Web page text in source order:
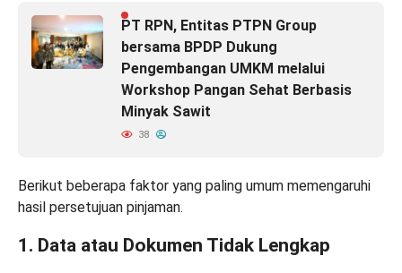
PT RPN, Entitas PTPN Group
bersama BPDP Dukung
Pengembangan UMKM melalui
Workshop Pangan Sehat Berbasis
Minyak Sawit
38
Berikut beberapa faktor yang paling umum memengaruhi
hasil persetujuan pinjaman.
1. Data atau Dokumen Tidak Lengkap